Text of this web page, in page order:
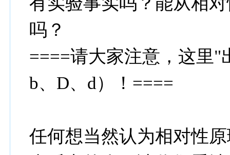
吗？
====请大家注意，这里"
b、D、d）！====
任何想当然认为相对性